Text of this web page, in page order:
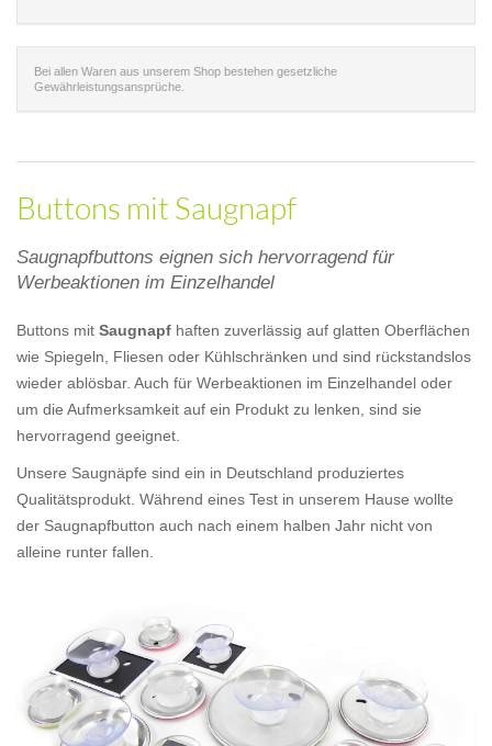
Bei allen Waren aus unserem Shop bestehen gesetzliche
Gewährleistungsansprüche.
Buttons mit Saugnapf
Saugnapfbuttons eignen sich hervorragend für
Werbeaktionen im Einzelhandel
Buttons mit Saugnapf haften zuverlässig auf glatten Oberflächen
wie Spiegeln, Fliesen oder Kühlschränken und sind rückstandslos
wieder ablösbar. Auch für Werbeaktionen im Einzelhandel oder
um die Aufmerksamkeit auf ein Produkt zu lenken, sind sie
hervorragend geeignet.
Unsere Saugnäpfe sind ein in Deutschland produziertes
Qualitätsprodukt. Während eines Test in unserem Hause wollte
der Saugnapfbutton auch nach einem halben Jahr nicht von
alleine runter fallen.